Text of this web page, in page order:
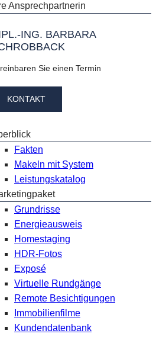
Ansprechpartnerin
ING. BARBARA
Sie einen Termin
KONTAKT
Fakten
Makeln mit System
Leistungskatalog
Grundrisse
Energieausweis
Homestaging
HDR-Fotos
Exposé
Virtuelle Rundgänge
Remote Besichtigungen
Immobilienfilme
Kundendatenbank